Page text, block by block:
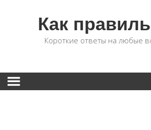
Как
Короткие ответы на любые